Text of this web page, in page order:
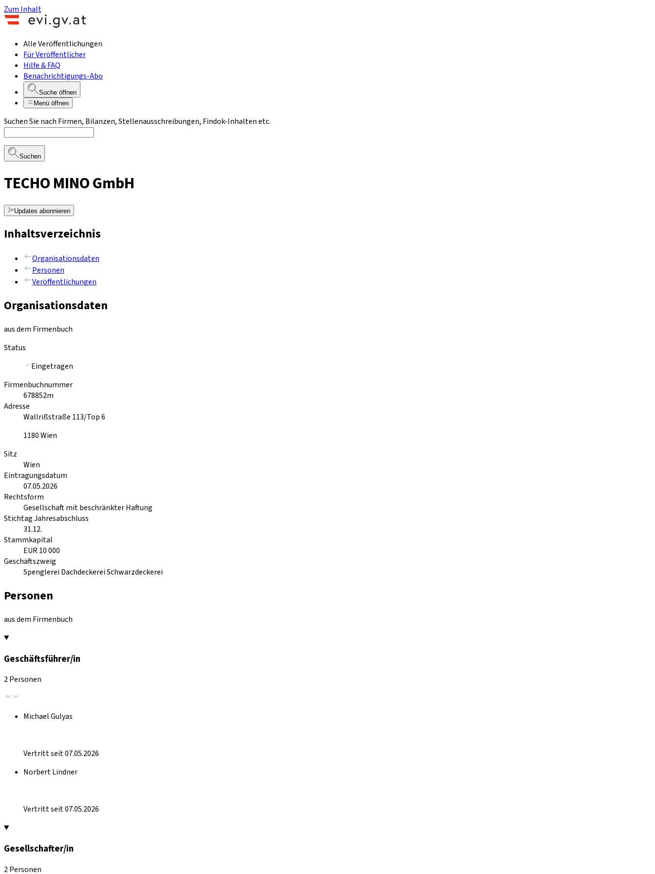
Zum Inhalt
Alle Veröffentlichungen
Für Veröffentlicher
Hilfe & FAQ
Benachrichtigungs-Abo
Suche öffnen
Menü öffnen
Suchen Sie nach Firmen, Bilanzen, Stellenausschreibungen, Findok-Inhalten etc.
Suchen
TECHO MINO GmbH
Updates abonnieren
Inhaltsverzeichnis
Organisationsdaten
Personen
Veröffentlichungen
Organisationsdaten
aus dem Firmenbuch
Status
Eingetragen
Firmenbuchnummer
678852m
Adresse
Wallrißstraße 113/Top 6
1180Wien
Sitz
Wien
Eintragungsdatum
07.05.2026
Rechtsform
Gesellschaft mit beschränkter Haftung
Stichtag Jahresabschluss
31.12.
Stammkapital
EUR 10 000
Geschäftszweig
Spenglerei Dachdeckerei Schwarzdeckerei
Personen
aus dem Firmenbuch
Geschäftsführer/in
2 Personen
Michael Gulyas
Vertritt seit 07.05.2026
Norbert Lindner
Vertritt seit 07.05.2026
Gesellschafter/in
2 Personen